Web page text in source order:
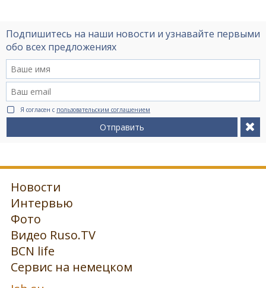
Подпишитесь на наши новости и узнавайте первыми
обо всех предложениях
Я согласен с пользовательским соглашением
Отправить
Новости
Интервью
Фото
Видео Ruso.TV
BCN life
Сервис на немецком